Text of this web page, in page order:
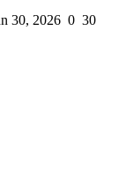
30, 2026 0 30